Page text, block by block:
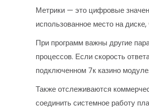
Метрики — это цифровые
использованное место на
При программ важны другие
процессов. Если скорость
подключенном 7к казино модуле.
Также отслеживаются
соединить системное работу